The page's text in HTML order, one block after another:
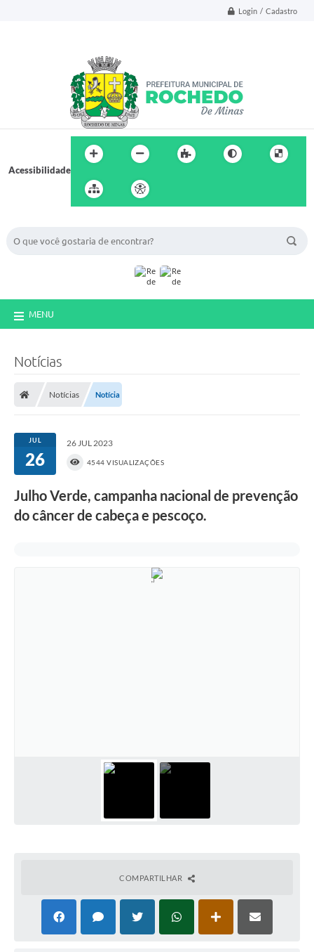
Login / Cadastro
Acessibilidade
MENU
Notícias
Notícias Notícia
JUL
26
26 JUL 2023
4544 VISUALIZAÇÕES
Julho Verde, campanha nacional de prevenção
do câncer de cabeça e pescoço.
COMPARTILHAR